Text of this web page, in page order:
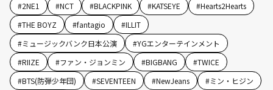
#2NE1 #NCT #BLACKPINK #KATSEYE #Hearts2Hearts
#THE BOYZ #fantagio #ILLIT
#ミュージックバンク日本公演 #YGエンターテインメント
#RIIZE #ファン・ジョンミン #BIGBANG #TWICE
#BTS(防弾少年団) #SEVENTEEN #NewJeans #ミン・ヒジン